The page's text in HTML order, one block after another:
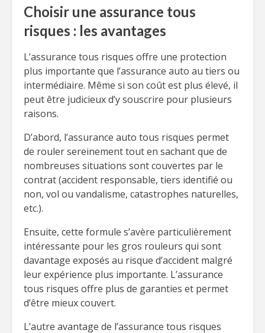
Choisir une assurance tous
risques : les avantages
L’assurance tous risques offre une protection
plus importante que l’assurance auto au tiers ou
intermédiaire. Même si son coût est plus élevé, il
peut être judicieux d’y souscrire pour plusieurs
raisons.
D’abord, l’assurance auto tous risques permet
de rouler sereinement tout en sachant que de
nombreuses situations sont couvertes par le
contrat (accident responsable, tiers identifié ou
non, vol ou vandalisme, catastrophes naturelles,
etc.).
Ensuite, cette formule s’avère particulièrement
intéressante pour les gros rouleurs qui sont
davantage exposés au risque d’accident malgré
leur expérience plus importante. L’assurance
tous risques offre plus de garanties et permet
d’être mieux couvert.
L’autre avantage de l’assurance tous risques